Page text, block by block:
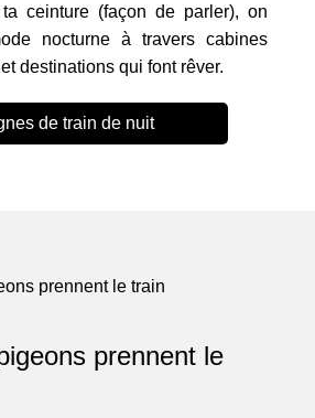
ceinture (façon de parler), on
nocturne à travers cabines
destinations qui font rêver.
de train de nuit
prennent le